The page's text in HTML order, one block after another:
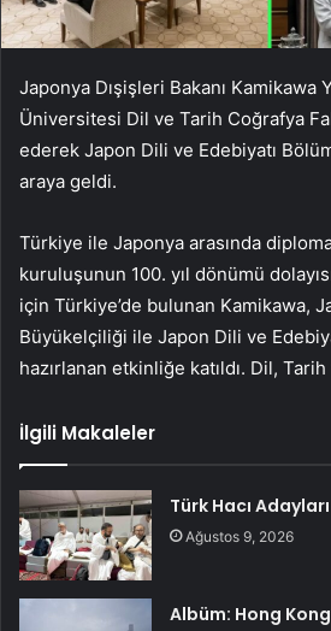
Japonya Dışişleri Bakanı Kamikawa
Üniversitesi Dil ve Tarih Coğrafya
ederek Japon Dili ve Edebiyatı
araya geldi.
Türkiye ile Japonya arasında
kuruluşunun 100. yıl dönümü
için Türkiye’de bulunan Kamikawa,
Büyükelçiliği ile Japon Dili ve
hazırlanan etkinliğe katıldı. Dil,
İlgili Makaleler
Türk Hacı
Ağustos 9, 2026
Albüm: Hong